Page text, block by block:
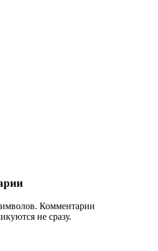
Комментарии
не сразу.